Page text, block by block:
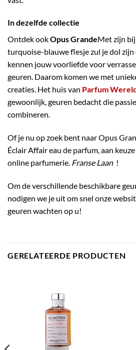
In dezelfde collectie
Ontdek ookOpus GrandeMet zijn
turquoise-blauwe flesje zul je dol zijn
kennen jouw voorliefde voor
geuren. Daarom komen we met
creaties. Het huis van Parfum
gewoonlijk, geuren bedacht die
combineren.
Of je nu op zoek bent naar Opus
Éclair Affair eau de parfum, aan
online parfumerie. Franse Laan !
Om de verschillende beschikbare
nodigen we je uit om snel onze
geuren wachten op u!
GERELATEERDE PRODUCTEN